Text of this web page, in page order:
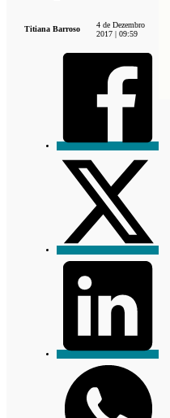
Titiana Barroso
4 de Dezembro
2017 | 09:59